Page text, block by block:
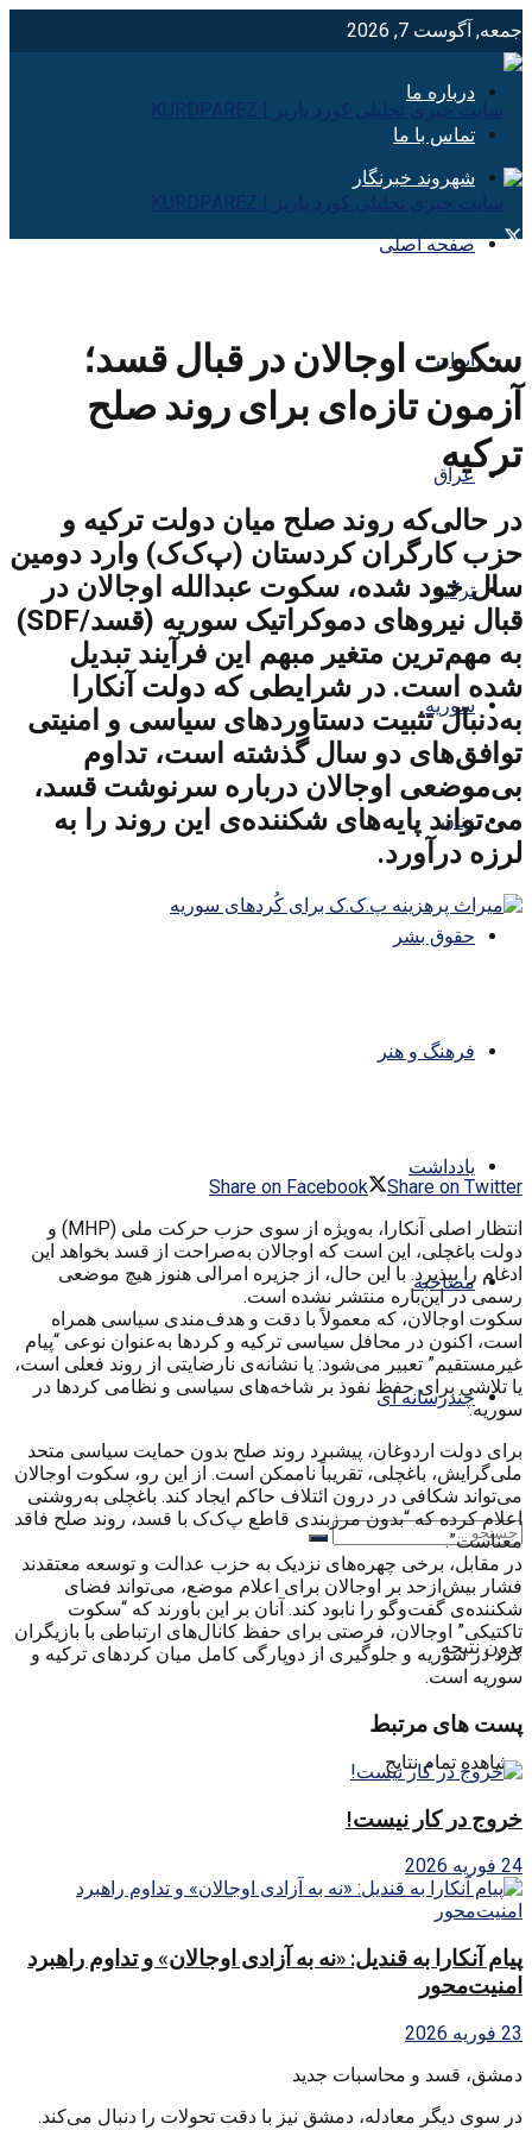
جمعه, آگوست 7, 2026
درباره ما
تماس با ما
شهروند خبرنگار
صفحه اصلی
ایران
عراق
ترکیه
سوریه
زنان
حقوق بشر
فرهنگ و هنر
یادداشت
مصاحبه
چندرسانه ای
بدون نتیجه
مشاهده تمام نتایج
سکوت اوجالان در قبال قسد؛
آزمون تازه‌ای برای روند صلح
ترکیه
در حالی‌که روند صلح میان دولت ترکیه و
حزب کارگران کردستان (پ‌ک‌ک) وارد دومین
سال خود شده، سکوت عبدالله اوجالان در
قبال نیروهای دموکراتیک سوریه (قسد/SDF)
به مهم‌ترین متغیر مبهم این فرآیند تبدیل
شده است. در شرایطی که دولت آنکارا
به‌دنبال تثبیت دستاوردهای سیاسی و امنیتی
توافق‌های دو سال گذشته است، تداوم
بی‌موضعی اوجالان درباره سرنوشت قسد،
می‌تواند پایه‌های شکننده‌ی این روند را به
لرزه درآورد.
Share on Facebook
Share on Twitter
انتظار اصلی آنکارا، به‌ویژه از سوی حزب حرکت ملی (MHP) و
دولت باغچلی، این است که اوجالان به‌صراحت از قسد بخواهد این
ادغام را بپذیرد. با این حال، از جزیره امرالی هنوز هیچ موضعی
رسمی در این‌باره منتشر نشده است.
سکوت اوجالان، که معمولاً با دقت و هدف‌مندی سیاسی همراه
است، اکنون در محافل سیاسی ترکیه و کردها به‌عنوان نوعی “پیام
غیرمستقیم” تعبیر می‌شود: یا نشانه‌ی نارضایتی از روند فعلی است،
یا تلاشی برای حفظ نفوذ بر شاخه‌های سیاسی و نظامی کردها در
سوریه.
برای دولت اردوغان، پیشبرد روند صلح بدون حمایت سیاسی متحد
ملی‌گرایش، باغچلی، تقریباً ناممکن است. از این رو، سکوت اوجالان
می‌تواند شکافی در درون ائتلاف حاکم ایجاد کند. باغچلی به‌روشنی
اعلام کرده که “بدون مرزبندی قاطع پ‌ک‌ک با قسد، روند صلح فاقد
معناست”.
در مقابل، برخی چهره‌های نزدیک به حزب عدالت و توسعه معتقدند
فشار بیش‌ازحد بر اوجالان برای اعلام موضع، می‌تواند فضای
شکننده‌ی گفت‌وگو را نابود کند. آنان بر این باورند که “سکوت
تاکتیکی” اوجالان، فرصتی برای حفظ کانال‌های ارتباطی با بازیگران
کرد در سوریه و جلوگیری از دوپارگی کامل میان کردهای ترکیه و
سوریه است.
پست های مرتبط
خروج در کار نیست!
24 فوریه 2026
پیام آنکارا به قندیل: «نه به آزادی اوجالان» و تداوم راهبرد
امنیت‌محور
23 فوریه 2026
دمشق، قسد و محاسبات جدید
در سوی دیگر معادله، دمشق نیز با دقت تحولات را دنبال می‌کند.